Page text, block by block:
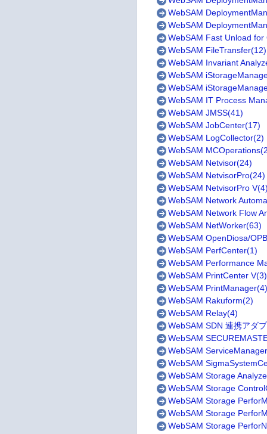
WebSAM
WebSAM
WebSAM Fast Unload for
WebSAM FileTransfer(12)
WebSAM Invariant
WebSAM
WebSAM
WebSAM IT Process
WebSAM JMSS(41)
WebSAM JobCenter(17)
WebSAM LogCollector(2)
WebSAM
WebSAM Netvisor(24)
WebSAM NetvisorPro(24)
WebSAM NetvisorPro
WebSAM Network
WebSAM Network Flow
WebSAM NetWorker(63)
WebSAM OpenDiosa/
WebSAM PerfCenter(1)
WebSAM Performance
WebSAM PrintCenter V(3)
WebSAM
WebSAM Rakuform(2)
WebSAM Relay(4)
WebSAM SDN 連携アダ
WebSAM
WebSAM
WebSAM
WebSAM Storage
WebSAM Storage
WebSAM Storage
WebSAM Storage
WebSAM Storage